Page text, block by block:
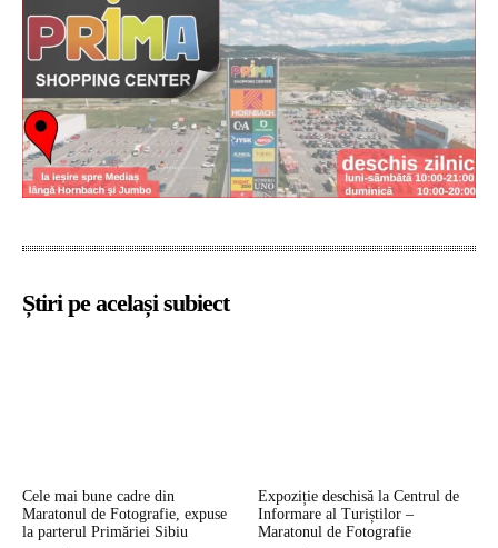
Știri pe același subiect
Cele mai bune cadre din
Maratonul de Fotografie, expuse
la parterul Primăriei Sibiu
Expoziție deschisă la Centrul de
Informare al Turiștilor –
Maratonul de Fotografie